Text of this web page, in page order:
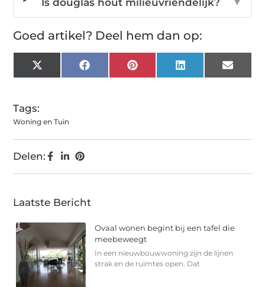
Is douglas hout milieuvriendelijk?
Goed artikel? Deel hem dan op:
X
(Twitter)
FacebookPinterest LinkedIn Email
Tags:
Woning en Tuin
Delen:
Laatste Bericht
Ovaal wonen begint bij een tafel die
meebeweegt
In een nieuwbouwwoning zijn de lijnen
strak en de ruimtes open. Dat